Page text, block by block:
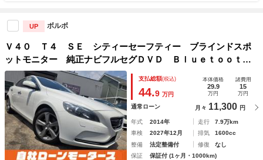
UP ボルボ
Ｖ４０ Ｔ４ ＳＥ シティーセーフティー ブラインドスポ
ットモニター 純正ナビフルセグＤＶＤ Ｂｌｕｅｔｏｏｔ
ｈ Ｂカメラ ソナー レーダークルーズ パワーシート シ
ートメモリー シートヒーター 純正１７ＡＷキーレスキー
支払総額(税込)
44.9 万円
本体価格
29.9
万円
諸費用
15
万円
通常ローン 月々 11,300 円
年式 2014年 走行
7.9万km
車検
2027年12月 排気
1600cc
整備
法定整備付 修復
なし
保証
保証付 (1ヶ月・1000km)